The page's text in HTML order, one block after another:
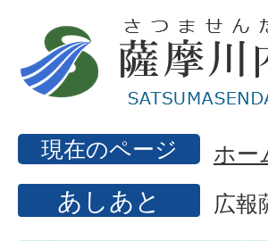
現在のページ ホー
あしあと 広報